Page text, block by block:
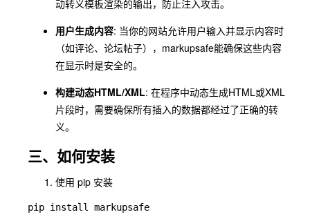
动转义模板渲染的输出，防止注入攻击。
用户生成内容: 当你的网站允许用户输入并显示内容时
（如评论、论坛帖子），markupsafe能确保这些内容
在显示时是安全的。
构建动态HTML/XML: 在程序中动态生成HTML或XML
片段时，需要确保所有插入的数据都经过了正确的转
义。
三、如何安装
使用 pip 安装
pip install markupsafe